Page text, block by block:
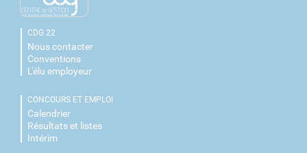
CDG 22
Nous contacter
Conventions
L'élu employeur
CONCOURS ET EMPLOI
Calendrier
Résultats et listes
Intérim